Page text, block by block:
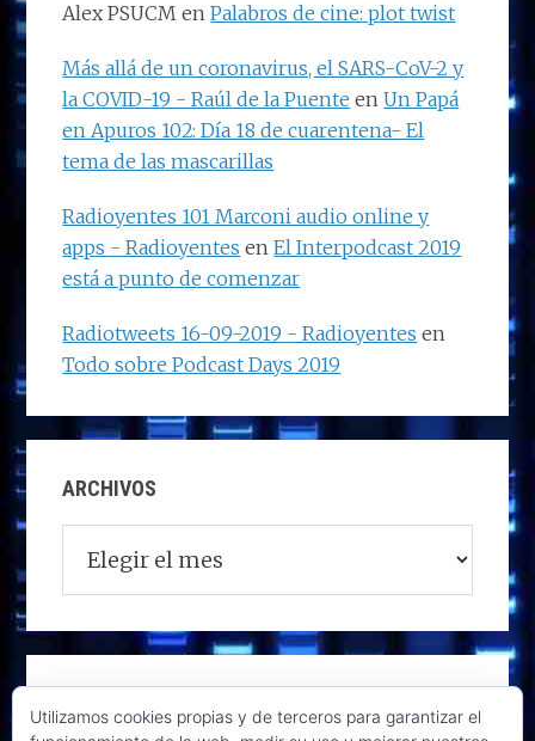
Alex PSUCM enPalabros de cine: plot twist
Más allá de un coronavirus, el SARS-CoV-2 y
la COVID-19 - Raúl de la Puente enUn Papá
en Apuros 102: Día 18 de cuarentena- El
tema de las mascarillas
Radioyentes 101 Marconi audio online y
apps - Radioyentes enEl Interpodcast 2019
está a punto de comenzar
Radiotweets 16-09-2019 - Radioyentes en
Todo sobre Podcast Days 2019
ARCHIVOS
Utilizamos cookies propias y de terceros para garantizar el